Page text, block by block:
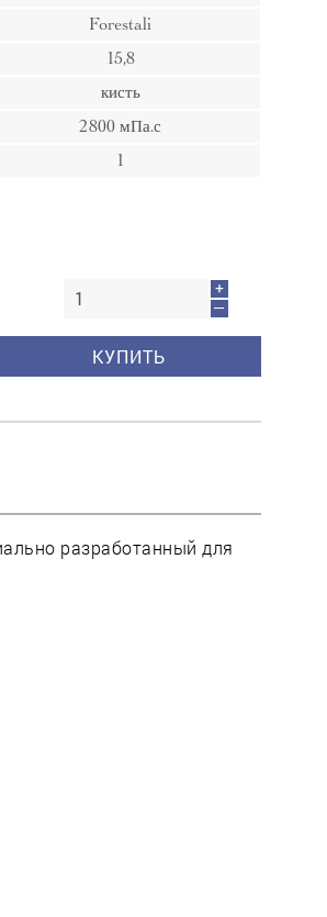
пресс
Ампулы
Иглы
Forestali
15,8
кисть
2800 мПа.с
1
+
—
КУПИТЬ
разработанный для